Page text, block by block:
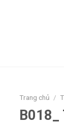
Trang chủ /